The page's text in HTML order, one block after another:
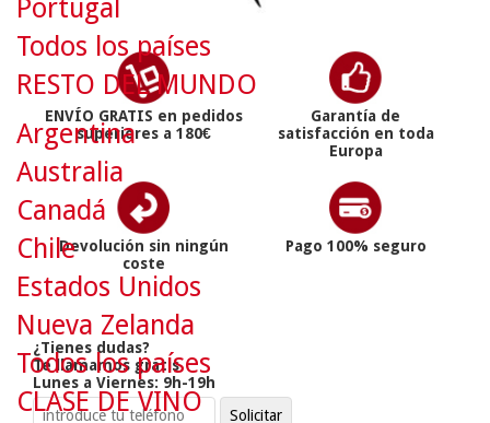
ENVÍO GRATIS en pedidos
superiores a 180€
Garantía de
satisfacción en toda
Europa
Devolución sin ningún
coste
Pago 100% seguro
¿Tienes dudas?
Te llamamos gratis
Lunes a Viernes: 9h-19h
Portugal
Todos los países
RESTO DEL MUNDO
Argentina
Australia
Canadá
Chile
Estados Unidos
Nueva Zelanda
Todos los países
CLASE DE VINO